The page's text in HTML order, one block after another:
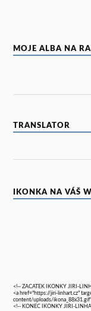
MOJE ALBA NA
TRANSLATOR
IKONKA NA VÁŠ
<!-- ZACATEK IKONKY JIRI-
<a href="https://jiri-linhart.cz"
content/uploads/
<!-- KONEC IKONKY JIRI-